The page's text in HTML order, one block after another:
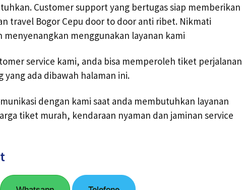
Customer support yang bertugas siap memberikan
travel Bogor Cepu door to door anti ribet. Nikmati
menyenangkan menggunakan layanan kami
service kami, anda bisa memperoleh tiket perjalanan
ada dibawah halaman ini.
dengan kami saat anda membutuhkan layanan
tiket murah, kendaraan nyaman dan jaminan service